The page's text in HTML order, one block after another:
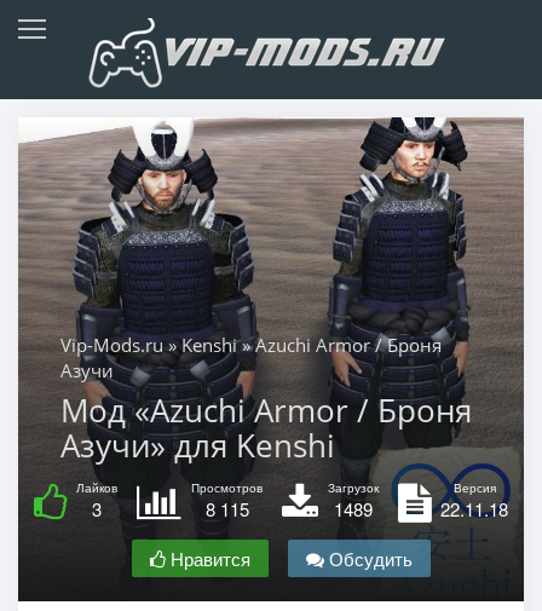
Vip-Mods.ru»Kenshi» Azuchi Armor / Броня
Азучи
Мод «Azuchi Armor / Броня
Азучи» для Kenshi
Лайков
3
Просмотров
8 115
Загрузок
1489
Версия
22.11.18
Нравится
Обсудить